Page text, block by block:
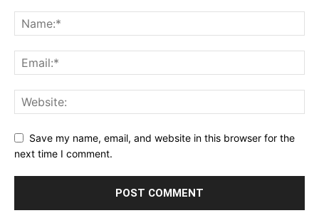
Save my name, email, and website in this browser for the
next time I comment.